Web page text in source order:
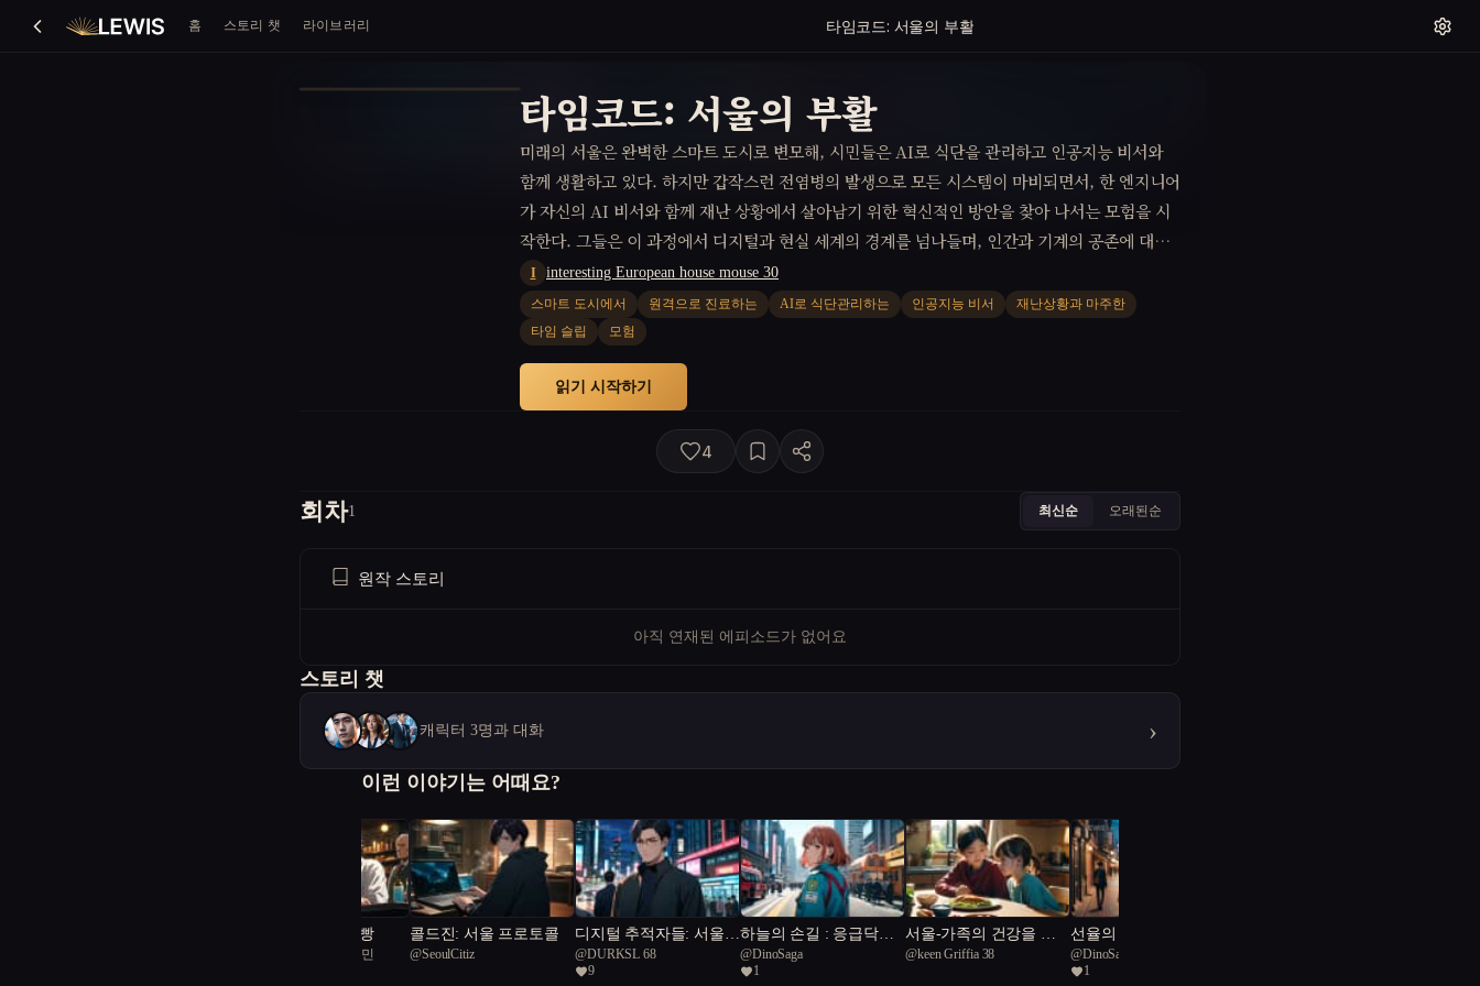
홈 스토리 챗 라이브러리 타임코드: 서울의 부활
타임코드: 서울의 부활
미래의 서울은 완벽한 스마트 도시로 변모해, 시민들은 AI로 식단을 관리하고 인공지능 비서와
함께 생활하고 있다. 하지만 갑작스런 전염병의 발생으로 모든 시스템이 마비되면서, 한 엔지니어
가 자신의 AI 비서와 함께 재난 상황에서 살아남기 위한 혁신적인 방안을 찾아 나서는 모험을 시
작한다. 그들은 이 과정에서 디지털과 현실 세계의 경계를 넘나들며, 인간과 기계의 공존에 대한
새로운 이해를 얻게 된다.
I interesting European house mouse 30
스마트 도시에서 원격으로 진료하는 AI로 식단관리하는 인공지능 비서
재난상황과 마주한
타임 슬립
모험
읽기 시작하기
4
회차1 최신순 오래된순
원작 스토리
아직 연재된 에피소드가 없어요
스토리 챗
캐릭터 3명과 대화 ›
이런 이야기는 어때요?
하늘을 나는 붕어빵
서울공화국일급시민
콜드진: 서울 프로토콜
@SeoulCitiz
디지털 추적자들: 서울의
미로 속에서
@DURKSL 68
9
하늘의 손길 : 응급닥터
UAM
@DinoSaga
1
서울-가족의 건강을 지
키는 희망이라는 이름
@keen Griffia 38
선율의 감성: 기계와 인
간의 조화
@DinoSaga
1